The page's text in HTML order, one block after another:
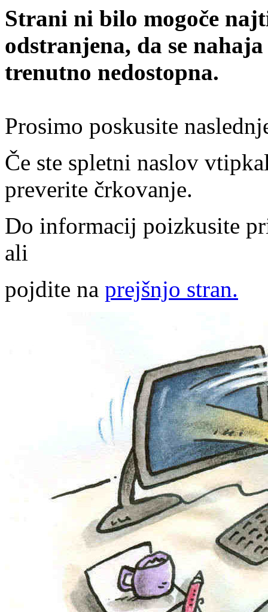
Strani ni bilo mogoče
odstranjena, da se
trenutno nedostopna.
Prosimo poskusite
Če ste spletni naslov
preverite črkovanje.
Do informacij poizkusite
ali
pojdite na prejšnjo stran.